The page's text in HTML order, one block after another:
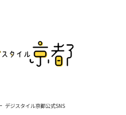
デジスタイル京都公式SNS